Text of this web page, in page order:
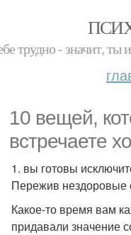
трудно - значит,
10 вещей,
встречаете
1. вы готовы
Пережив нездоровые
Какое-то время вам
придавали значение